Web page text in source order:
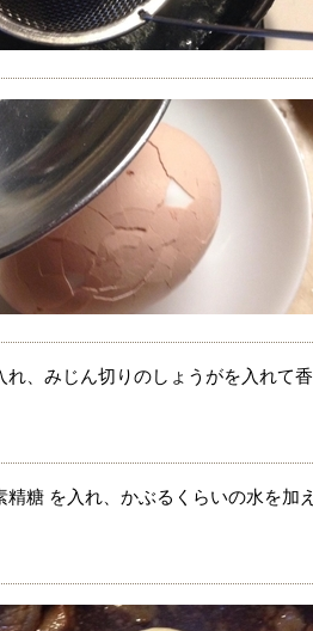
、みじん切りのしょうがを入れて香
糖 を入れ、かぶるくらいの水を加え